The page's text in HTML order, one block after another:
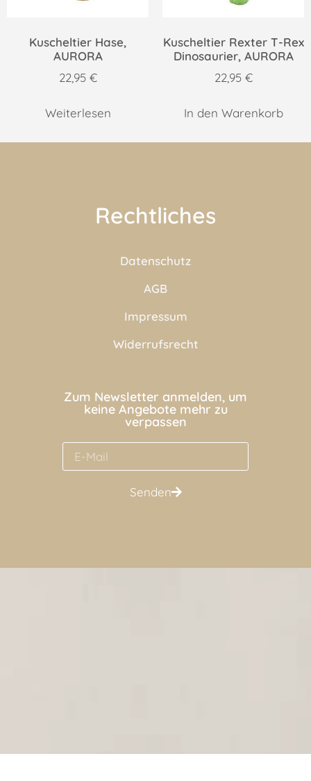
Kuscheltier Hase,
AURORA
22,95 €
Weiterlesen
Kuscheltier Rexter T-Rex
Dinosaurier, AURORA
22,95 €
In den Warenkorb
Rechtliches
Datenschutz
AGB
Impressum
Widerrufsrecht
Zum Newsletter anmelden, um
keine Angebote mehr zu
verpassen
Senden